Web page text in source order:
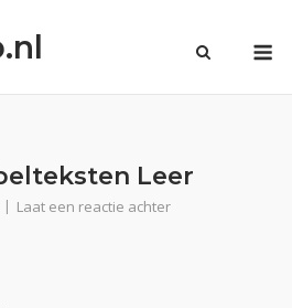
Leer
Laat een reactie achter